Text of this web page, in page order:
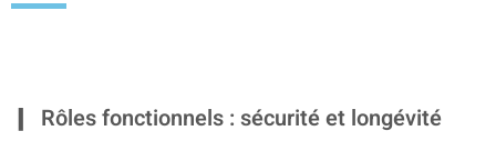
Rôles fonctionnels : sécurité et longévité